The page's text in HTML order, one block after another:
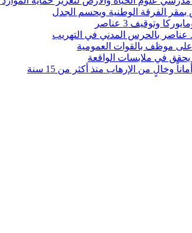
الفرقة الوطنية ويحسم الجدل
وتوقيف 3 عناصر
بالحرس المدني في التهريب
موظف بالقوات العمومية
في ملابسات الواقعة
وخالٍ من الإرهاب منذ أكثر من 15 سنة